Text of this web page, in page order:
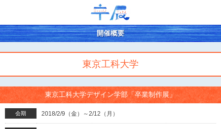
開催概要
東京工科大学
東京工科大学デザイン学部「卒業制作展」
会期 2018/2/9（金）～2/12（月）